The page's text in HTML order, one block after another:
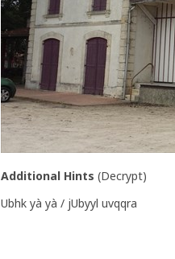
Additional Hints (Decrypt)
Ubhk yà yà / jUbyyl uvqqra